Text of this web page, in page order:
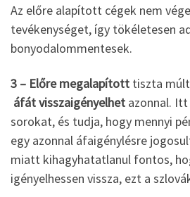
Az előre alapított cégek nem
tevékenységet, így tökéletesen
bonyodalommentesek.
3 – Előre megalapított tiszta
áfátvisszaigényelhet azonnal. Itt
sorokat, és tudja, hogy mennyi
egy azonnal áfaigénylésre
miatt kihagyhatatlanul fontos,
igényelhessen vissza, ezt a